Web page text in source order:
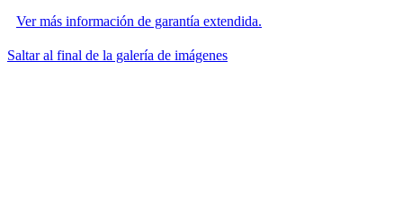
Ver más información de garantía extendida.
Saltar al final de la galería de imágenes